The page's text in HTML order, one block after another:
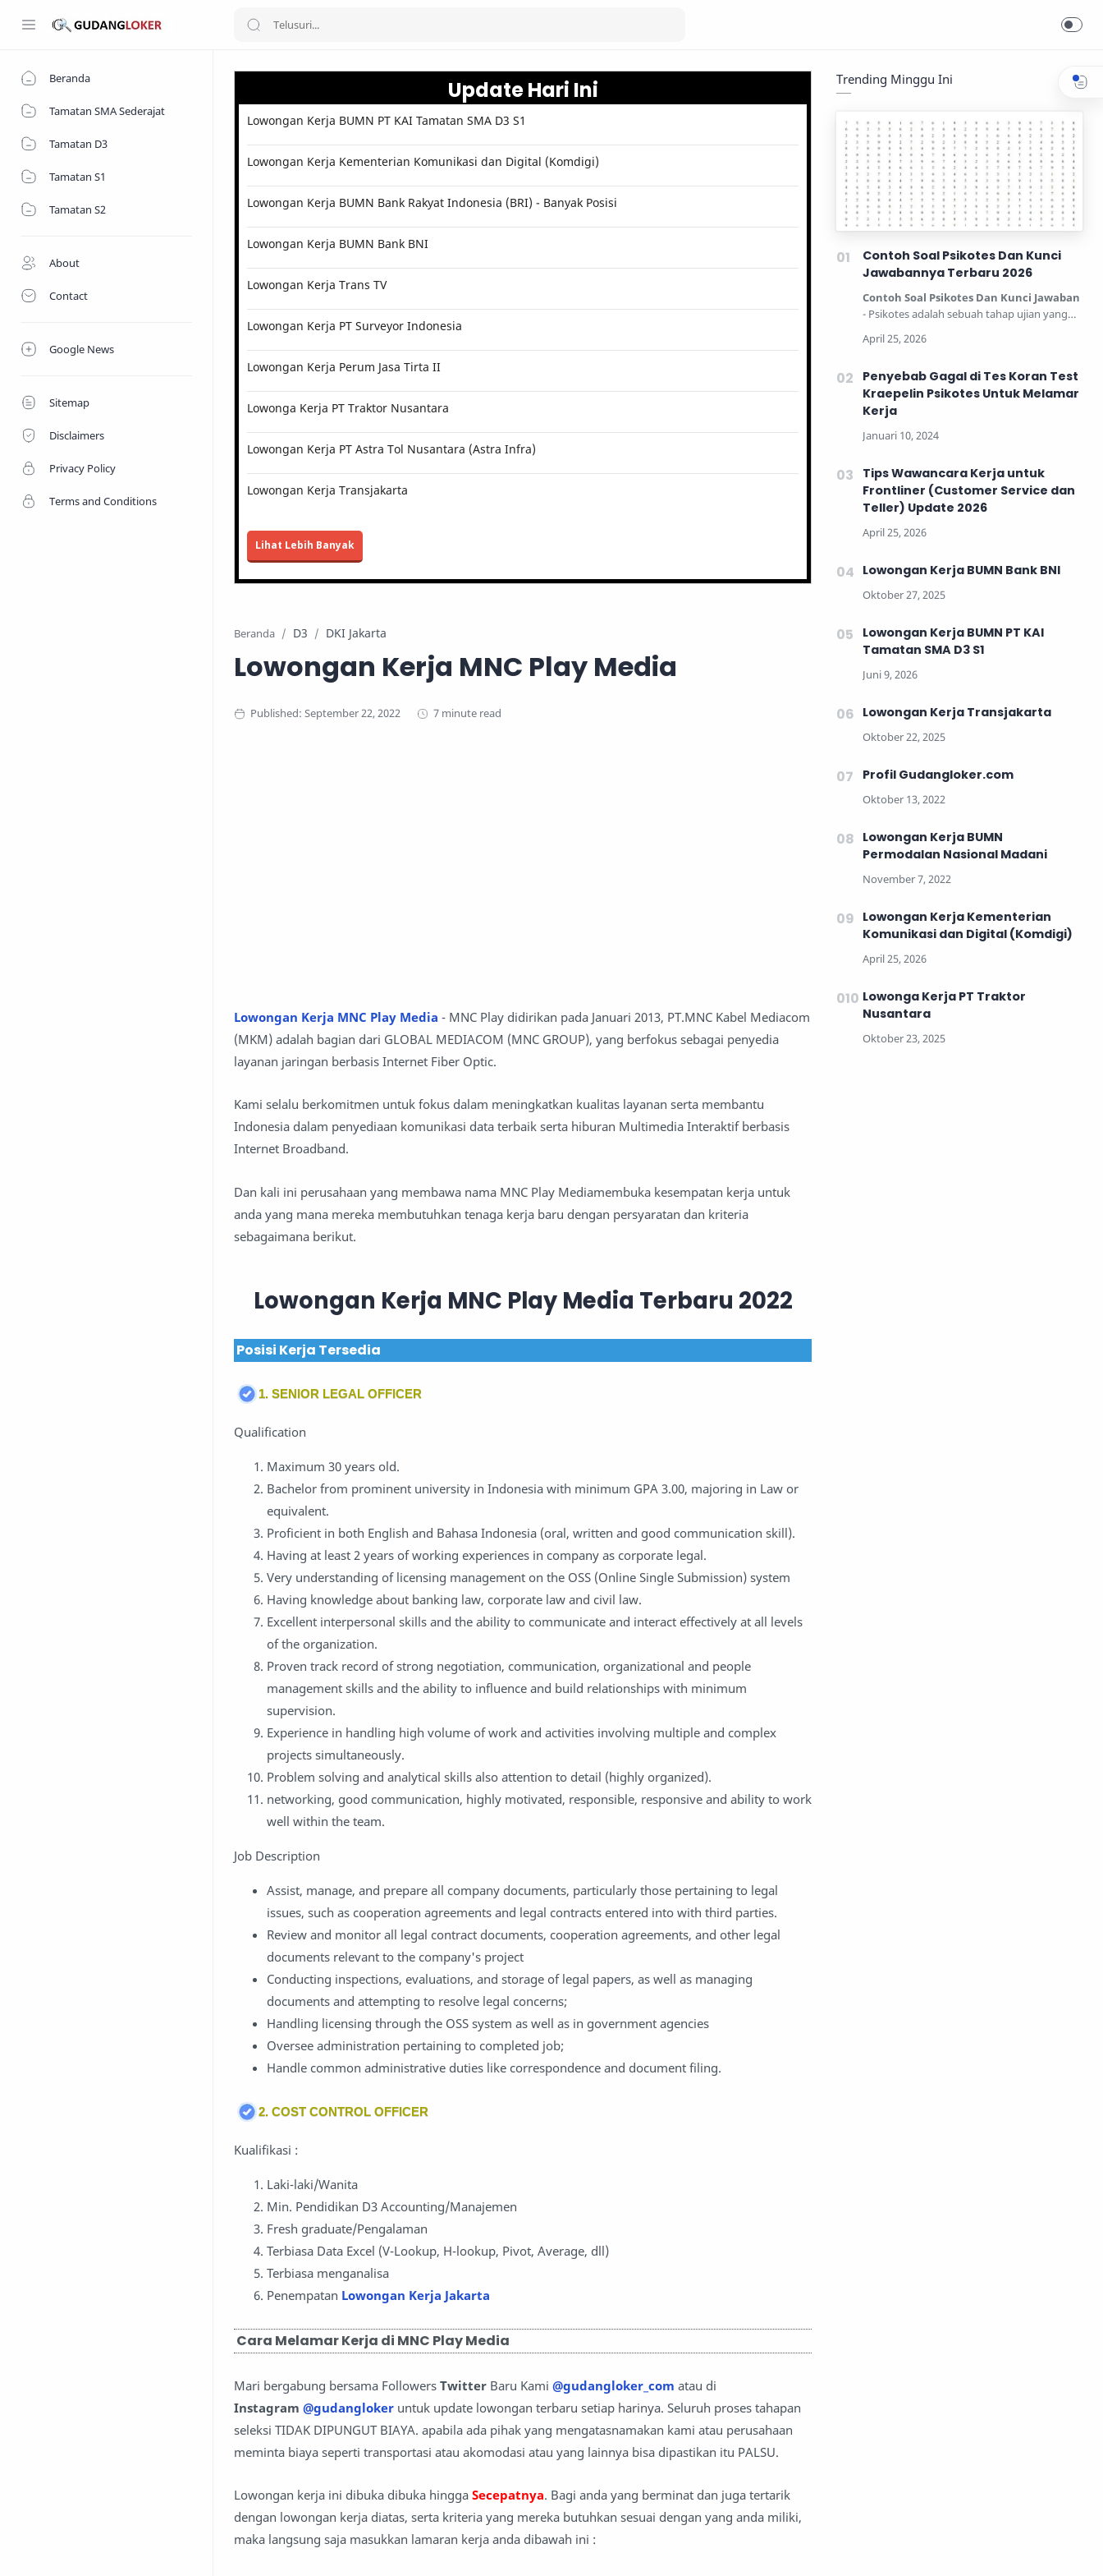
Beranda
Tamatan SMA Sederajat
Tamatan D3
Tamatan S1
Tamatan S2
About
Contact
Google News
Sitemap
Disclaimers
Privacy Policy
Terms and Conditions
Update Hari Ini
Lowongan Kerja BUMN PT KAI Tamatan SMA D3 S1
Lowongan Kerja Kementerian Komunikasi dan Digital (Komdigi)
Lowongan Kerja BUMN Bank Rakyat Indonesia (BRI) - Banyak Posisi
Lowongan Kerja BUMN Bank BNI
Lowongan Kerja Trans TV
Lowongan Kerja PT Surveyor Indonesia
Lowongan Kerja Perum Jasa Tirta II
Lowonga Kerja PT Traktor Nusantara
Lowongan Kerja PT Astra Tol Nusantara (Astra Infra)
Lowongan Kerja Transjakarta
Lihat Lebih Banyak
Beranda D3 DKI Jakarta
Lowongan Kerja MNC Play Media
7 minute read
Lowongan Kerja MNC Play Media - MNC Play didirikan pada Januari 2013, PT.MNC Kabel Mediacom
(MKM) adalah bagian dari GLOBAL MEDIACOM (MNC GROUP), yang berfokus sebagai penyedia
layanan jaringan berbasis Internet Fiber Optic.
Kami selalu berkomitmen untuk fokus dalam meningkatkan kualitas layanan serta membantu
Indonesia dalam penyediaan komunikasi data terbaik serta hiburan Multimedia Interaktif berbasis
Internet Broadband.
Dan kali ini perusahaan yang membawa nama MNC Play Mediamembuka kesempatan kerja untuk
anda yang mana mereka membutuhkan tenaga kerja baru dengan persyaratan dan kriteria
sebagaimana berikut.
Lowongan Kerja MNC Play Media Terbaru 2022
Posisi Kerja Tersedia
1. SENIOR LEGAL OFFICER
Qualification
Maximum 30 years old.
Bachelor from prominent university in Indonesia with minimum GPA 3.00, majoring in Law or
equivalent.
Proficient in both English and Bahasa Indonesia (oral, written and good communication skill).
Having at least 2 years of working experiences in company as corporate legal.
Very understanding of licensing management on the OSS (Online Single Submission) system
Having knowledge about banking law, corporate law and civil law.
Excellent interpersonal skills and the ability to communicate and interact effectively at all levels
of the organization.
Proven track record of strong negotiation, communication, organizational and people
management skills and the ability to influence and build relationships with minimum
supervision.
Experience in handling high volume of work and activities involving multiple and complex
projects simultaneously.
Problem solving and analytical skills also attention to detail (highly organized).
networking, good communication, highly motivated, responsible, responsive and ability to work
well within the team.
Job Description
Assist, manage, and prepare all company documents, particularly those pertaining to legal
issues, such as cooperation agreements and legal contracts entered into with third parties.
Review and monitor all legal contract documents, cooperation agreements, and other legal
documents relevant to the company's project
Conducting inspections, evaluations, and storage of legal papers, as well as managing
documents and attempting to resolve legal concerns;
Handling licensing through the OSS system as well as in government agencies
Oversee administration pertaining to completed job;
Handle common administrative duties like correspondence and document filing.
2. COST CONTROL OFFICER
Kualifikasi :
Laki-laki/Wanita
Min. Pendidikan D3 Accounting/Manajemen
Fresh graduate/Pengalaman
Terbiasa Data Excel (V-Lookup, H-lookup, Pivot, Average, dll)
Terbiasa menganalisa
Penempatan Lowongan Kerja Jakarta
Cara Melamar Kerja di MNC Play Media
Mari bergabung bersama Followers Twitter Baru Kami @gudangloker_com atau di
Instagram @gudangloker untuk update lowongan terbaru setiap harinya. Seluruh proses tahapan
seleksi TIDAK DIPUNGUT BIAYA. apabila ada pihak yang mengatasnamakan kami atau perusahaan
meminta biaya seperti transportasi atau akomodasi atau yang lainnya bisa dipastikan itu PALSU.
Lowongan kerja ini dibuka dibuka hingga Secepatnya. Bagi anda yang berminat dan juga tertarik
dengan lowongan kerja diatas, serta kriteria yang mereka butuhkan sesuai dengan yang anda miliki,
maka langsung saja masukkan lamaran kerja anda dibawah ini :
Trending Minggu Ini
Contoh Soal Psikotes Dan Kunci
Jawabannya Terbaru 2026
Contoh Soal Psikotes Dan Kunci Jawaban
- Psikotes adalah sebuah tahap ujian yang
Penyebab Gagal di Tes Koran Test
Kraepelin Psikotes Untuk Melamar
Kerja
Tips Wawancara Kerja untuk
Frontliner (Customer Service dan
Teller) Update 2026
Lowongan Kerja BUMN Bank BNI
Lowongan Kerja BUMN PT KAI
Tamatan SMA D3 S1
Lowongan Kerja Transjakarta
Profil Gudangloker.com
Lowongan Kerja BUMN
Permodalan Nasional Madani
Lowongan Kerja Kementerian
Komunikasi dan Digital (Komdigi)
Lowonga Kerja PT Traktor
Nusantara